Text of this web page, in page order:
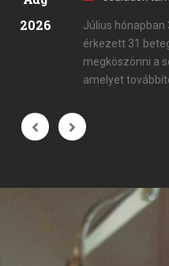
2026
Július
érkezett 31
megköszönni a
amelyet